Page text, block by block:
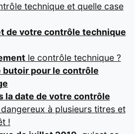
technique et quelle case
de votre contrôle technique
le contrôle technique ?
butoir pour le contrôle
la date de votre contrôle
à plusieurs titres et
!